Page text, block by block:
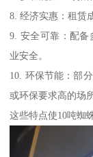
8. 经济实惠：租赁
9. 安全可靠：配
业安全。
10. 环保节能：部
或环保要求高的场所
这些特点使10吨蜘